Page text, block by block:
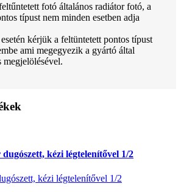
fotó általános radiátor fotó, a
típust nem minden esetben adja
kérjük a feltüntetett pontos típust
ami megegyezik a gyártó által
megjelölésével.
kézi légtelenítővel 1/2
kézi légtelenítővel 1/2